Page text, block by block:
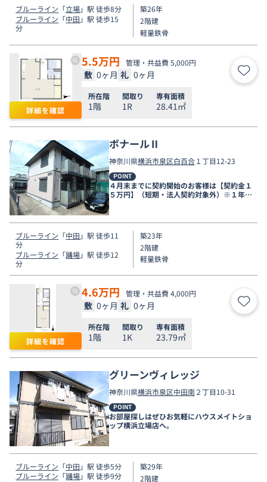
ブルーライン 「立場」駅 徒歩8分
ブルーライン 「中田 」駅 徒歩15
分
築26年
2階建
軽量鉄骨
詳細を確認
5.5万円 管理・共益費 5,000円
敷 0ヶ月 礼 0ヶ月 お気
所在階
1階
間取り
1R
専有面積
28.41㎡
ボナールⅡ
神奈川県横浜市泉区白百合１丁目12-23
POINT
４月末までに契約開始のお客様は【契約金１
５万円】（短期・法人契約対象外）※１年未
満の解約は違約金有
ブルーライン 「中田 」駅 徒歩11
分
ブルーライン 「踊場」駅 徒歩12
分
築23年
2階建
軽量鉄骨
詳細を確認
4.6万円 管理・共益費 4,000円
敷 0ヶ月 礼 0ヶ月 お気
所在階
1階
間取り
1K
専有面積
23.79㎡
グリーンヴィレッジ
神奈川県横浜市泉区中田南２丁目10-31
POINT
お部屋探しはぜひお気軽にハウスメイトショ
ップ横浜立場店へ。
ブルーライン 「中田 」駅 徒歩5分
ブルーライン 「踊場」駅 徒歩9分
築29年
2階建